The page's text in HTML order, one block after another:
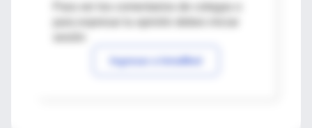
Para ver los comentarios de colegas o
Ingresar a IntraMed